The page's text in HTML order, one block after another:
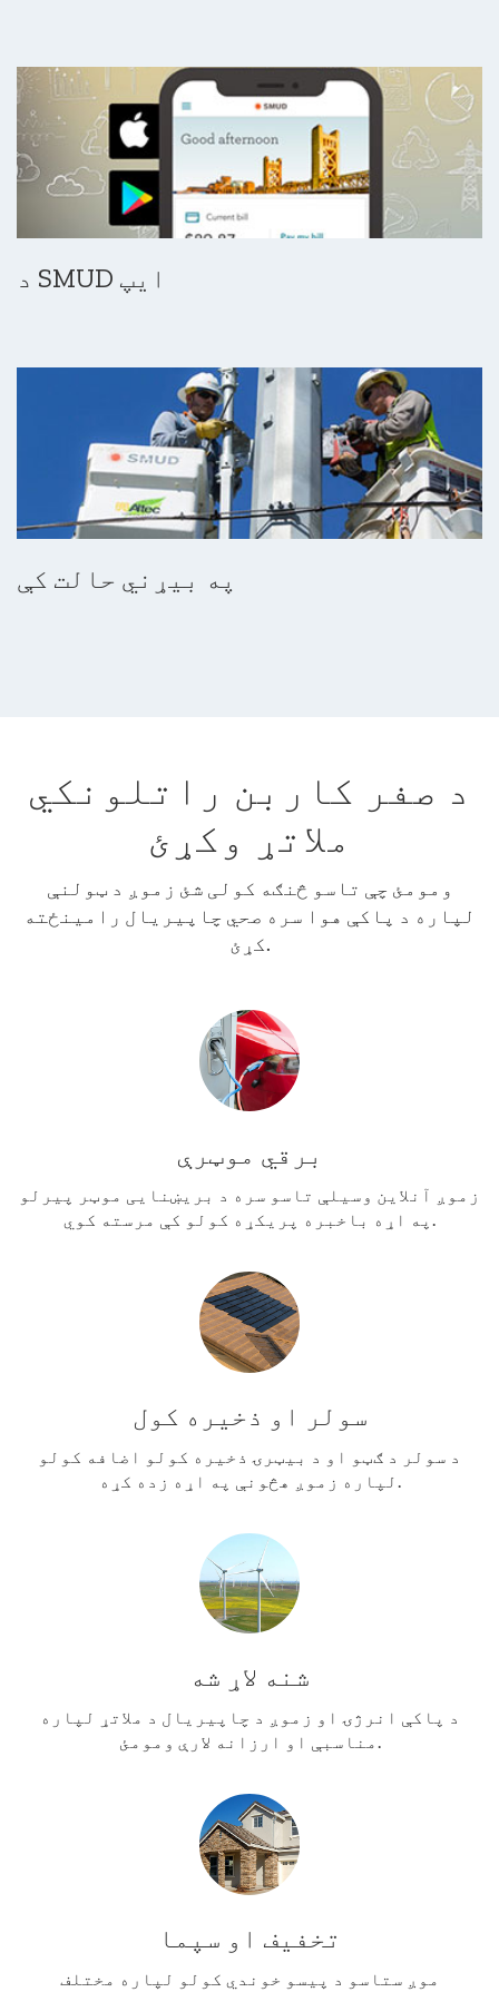
د SMUD ایپ
په بیړني حالت کې
د صفر کاربن راتلونکي
ملاتړ وکړئ
ومومئ چې تاسو څنګه کولی شئ زموږ د ټولنې
لپاره د پاکې هوا سره صحي چاپیریال رامینځته
کړئ.
برقي موټرې
زموږ آنلاین وسیلې تاسو سره د بریښنایی موټر پیرلو
سولر او ذخیره کول
د سولر د ګټو او د بیټرۍ ذخیره کولو اضافه کولو
شنه لاړ شه
د پاکې انرژۍ او زموږ د چاپیریال د ملاتړ لپاره
مناسبې او ارزانه لارې ومومئ.
تخفیف او سپما
موږ ستاسو د پیسو خوندي کولو لپاره مختلف